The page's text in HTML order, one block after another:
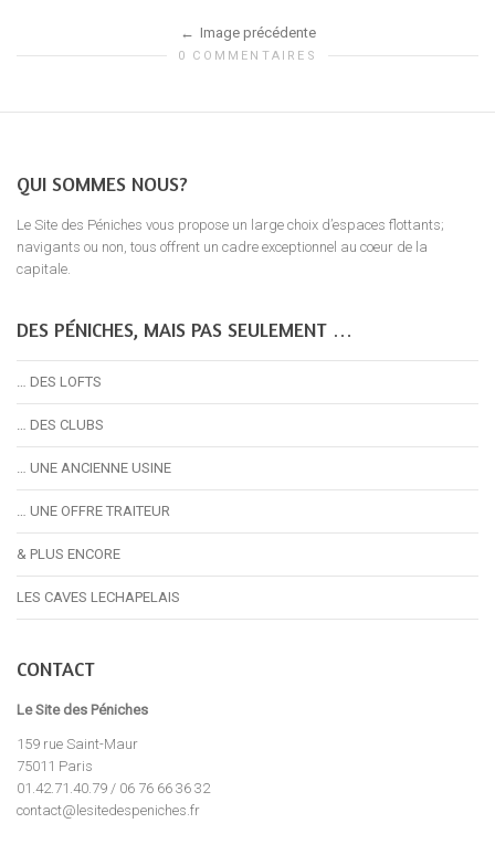
Image précédente
0 COMMENTAIRES
QUI SOMMES NOUS?
Le Site des Péniches vous propose un large choix d’espaces flottants;
navigants ou non, tous offrent un cadre exceptionnel au coeur de la
capitale.
DES PÉNICHES, MAIS PAS SEULEMENT …
… DES LOFTS
… DES CLUBS
… UNE ANCIENNE USINE
… UNE OFFRE TRAITEUR
& PLUS ENCORE
LES CAVES LECHAPELAIS
CONTACT
Le Site des Péniches
159 rue Saint-Maur
75011 Paris
01.42.71.40.79 / 06 76 66 36 32
contact@lesitedespeniches.fr